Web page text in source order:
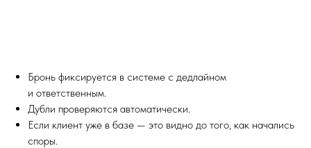
Бронь фиксируется в системе с дедлайном
и ответственным.
Дубли проверяются автоматически.
Если клиент уже в базе — это видно до того, как начались
споры.